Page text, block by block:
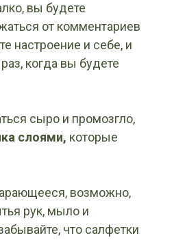
вы будете
от комментариев
настроение и себе, и
когда вы будете
сыро и промозгло,
слоями, которые
возможно,
рук, мыло и
что салфетки